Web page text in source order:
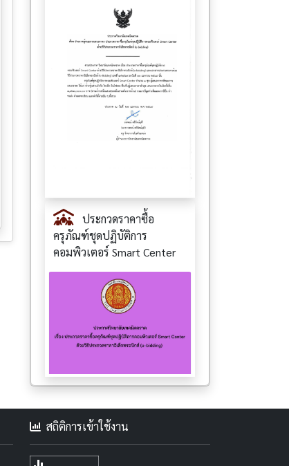
ประกวดราคาซื้อ
ครุภัณฑ์ชุดปฏิบัติการ
คอมพิวเตอร์ Smart Center
สถิติการเข้าใช้งาน